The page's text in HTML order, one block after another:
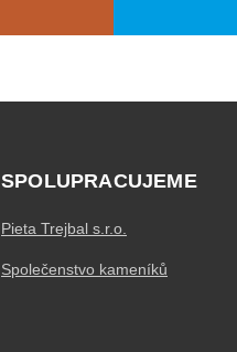
SPOLUPRACUJEME
Pieta Trejbal s.r.o.
Společenstvo kameníků